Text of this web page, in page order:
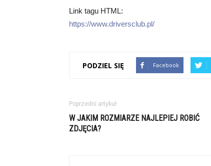
Link tagu HTML:
https://www.driversclub.pl/
PODZIEL SIĘ Facebook
Poprzedni artykuł
W JAKIM ROZMIARZE NAJLEPIEJ ROBIĆ
ZDJĘCIA?